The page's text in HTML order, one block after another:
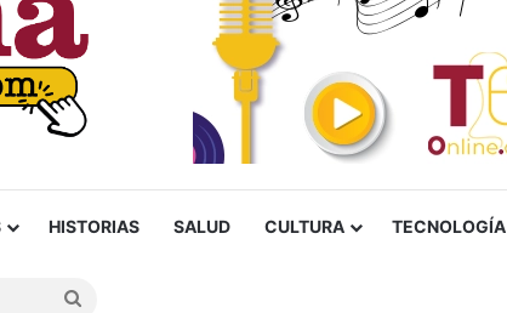
HISTORIAS SALUD CULTURA TECNOLOGÍA